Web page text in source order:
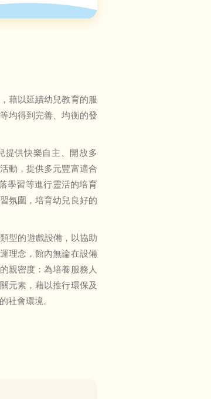
藉以延續幼兒教育的服
均得到完善、均衡的發
提供快樂自主、開放多
動，提供多元豐富適合
學習等進行靈活的培育
氛圍，培育幼兒良好的
型的遊戲設備，以協助
理念，館內無論在設備
親密度：為培養服務人
元素，藉以推行環保及
社會環境。